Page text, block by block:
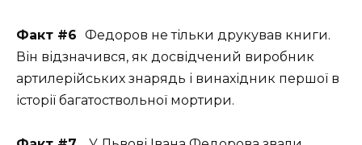
Факт #6 Федоров не тільки друкував книги.
Він відзначився, як досвідчений виробник
артилерійських знарядь і винахідник першої в
історії багатоствольної мортири.